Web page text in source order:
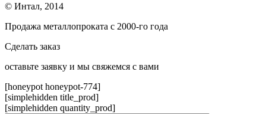
© Интал, 2014
Продажа металлопроката с 2000-го года
Сделать заказ
оcтавьте заявку и мы свяжемся с вами
[honeypot honeypot-774]
[simplehidden title_prod]
[simplehidden quantity_prod]